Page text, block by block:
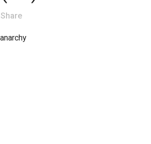
Share